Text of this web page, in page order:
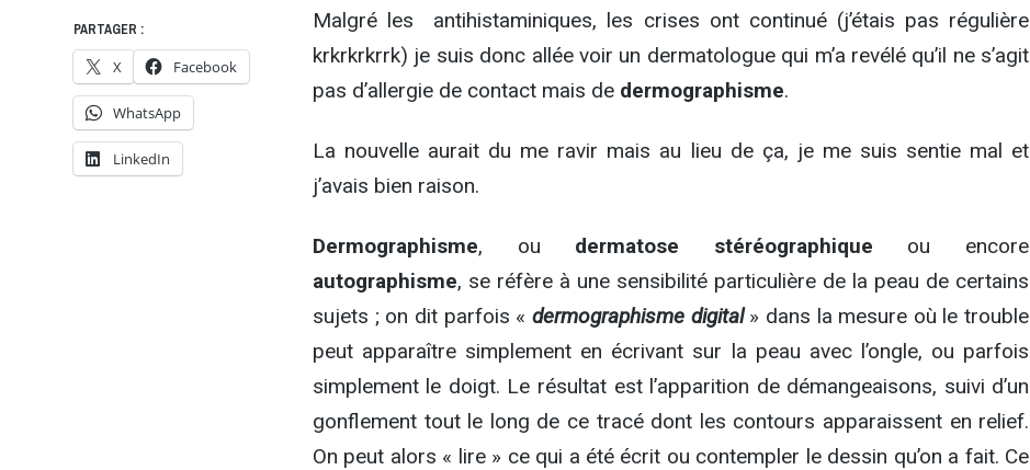
Malgré les antihistaminiques, les crises ont continué (j’étais pas régulière
krkrkrkrrk) je suis donc allée voir un dermatologue qui m’a revélé qu’il ne s’agit
pas d’allergie de contact mais de dermographisme.
La nouvelle aurait du me ravir mais au lieu de ça, je me suis sentie mal et
j’avais bien raison.
Dermographisme, ou dermatose stéréographique ou encore
autographisme, se réfère à une sensibilité particulière de la peau de certains
sujets ; on dit parfois « dermographisme digital» dans la mesure où le trouble
peut apparaître simplement en écrivant sur la peau avec l’ongle, ou parfois
simplement le doigt. Le résultat est l’apparition de démangeaisons, suivi d’un
gonflement tout le long de ce tracé dont les contours apparaissent en relief.
On peut alors « lire » ce qui a été écrit ou contempler le dessin qu’on a fait. Ce
PARTAGER :
X Facebook
WhatsApp
LinkedIn